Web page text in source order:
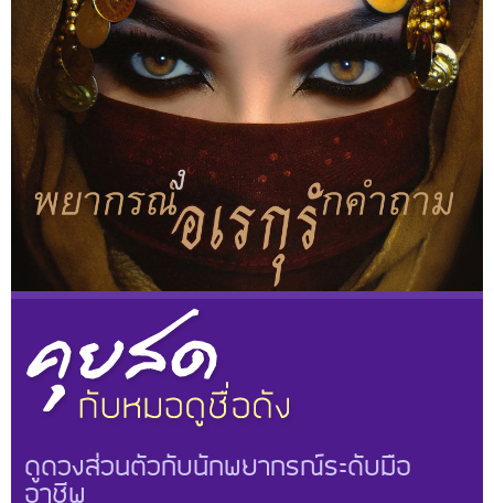
ดูดวงส่วนตัวกับนักพยากรณ์ระดับมือ
อาชีพ